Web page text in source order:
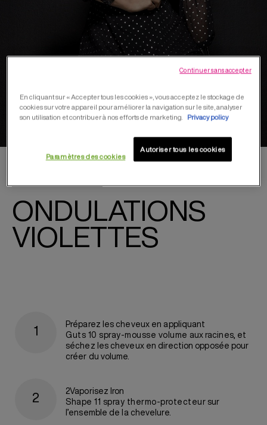
ONDULATIONS
VIOLETTES
Préparez les cheveux en appliquant
Guts 10 spray-mousse volume aux racines, et
séchez les cheveux en direction opposée pour
créer du volume.
2Vaporisez Iron
Shape 11 spray thermo-protecteur sur
l’ensemble de la chevelure.
En cliquant sur « Accepter tous les cookies », vous acceptez le stockage de
cookies sur votre appareil pour améliorer la navigation sur le site, analyser
son utilisation et contribuer à nos efforts de marketing.
Privacy policy
Paramètres des cookies
Autoriser tous les cookies
Continuer sans accepter